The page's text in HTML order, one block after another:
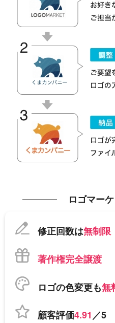
ロゴマー
修正回数は無制限
著作権完全譲渡
ロゴの色変更も無
顧客評価4.91／5